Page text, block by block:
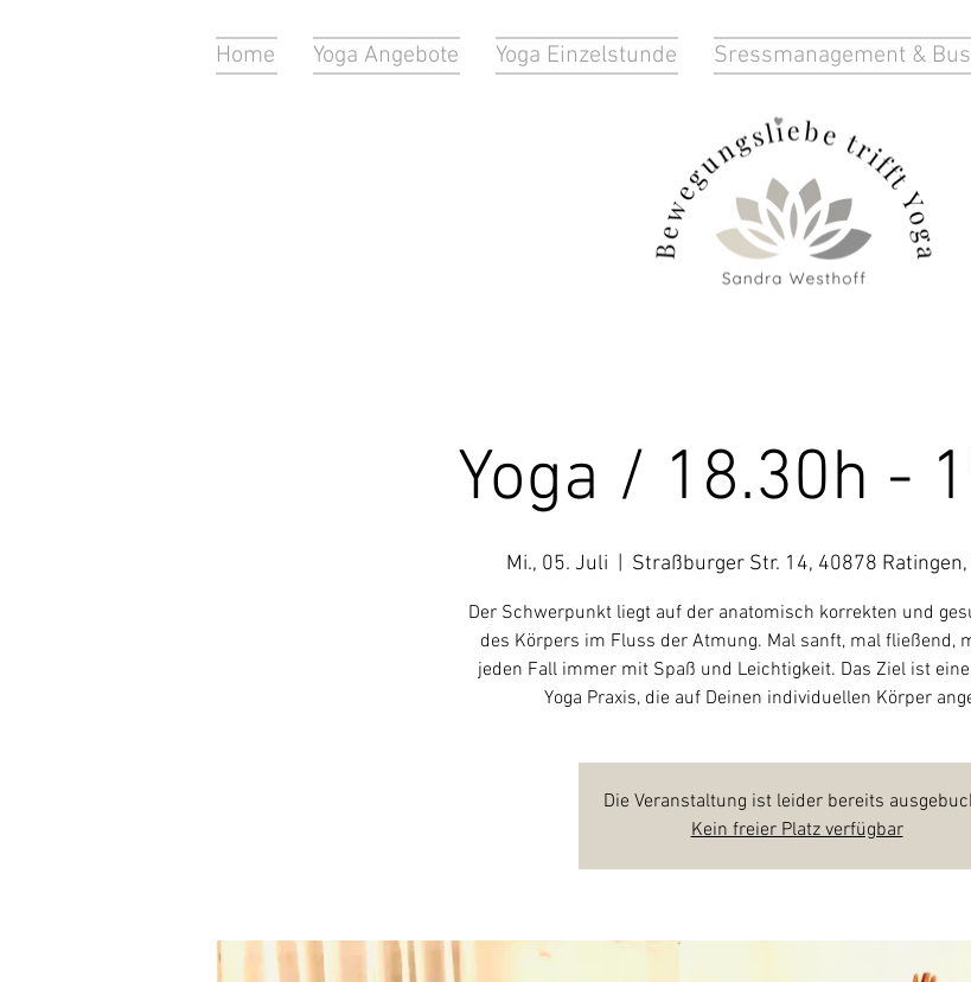
Home Yoga Angebote Yoga Einzelstunde Sressmanagement &
Yoga / 18.30h -
Mi., 05. Juli Straßburger Str. 14, 40878
Der Schwerpunkt liegt auf der anatomisch korrekten und
des Körpers im Fluss der Atmung. Mal sanft, mal fließend,
jeden Fall immer mit Spaß und Leichtigkeit. Das Ziel ist
Yoga Praxis, die auf Deinen individuellen Körper
Die Veranstaltung ist leider bereits
Kein freier Platz verfügbar